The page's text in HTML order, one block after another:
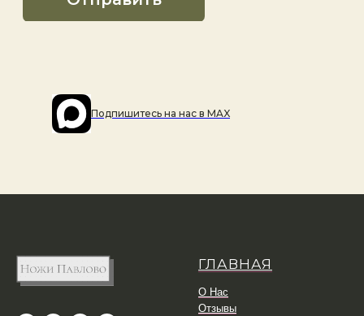
Подпишитесь на наc в MAX
ГЛАВНАЯ
О Нас
Отзывы